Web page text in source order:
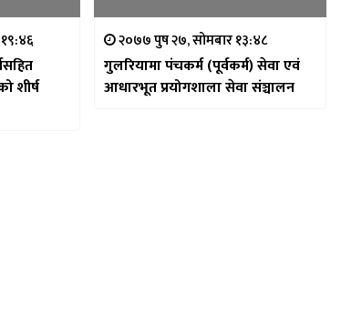
१९:४६
शीर्ष
२०७७ पुष २७, सोमबार १३:४८
गुलरियामा पंचकर्म (पूर्वकर्म) सेवा एवं
आधारभूत प्रयोगशाला सेवा संञ्चालन